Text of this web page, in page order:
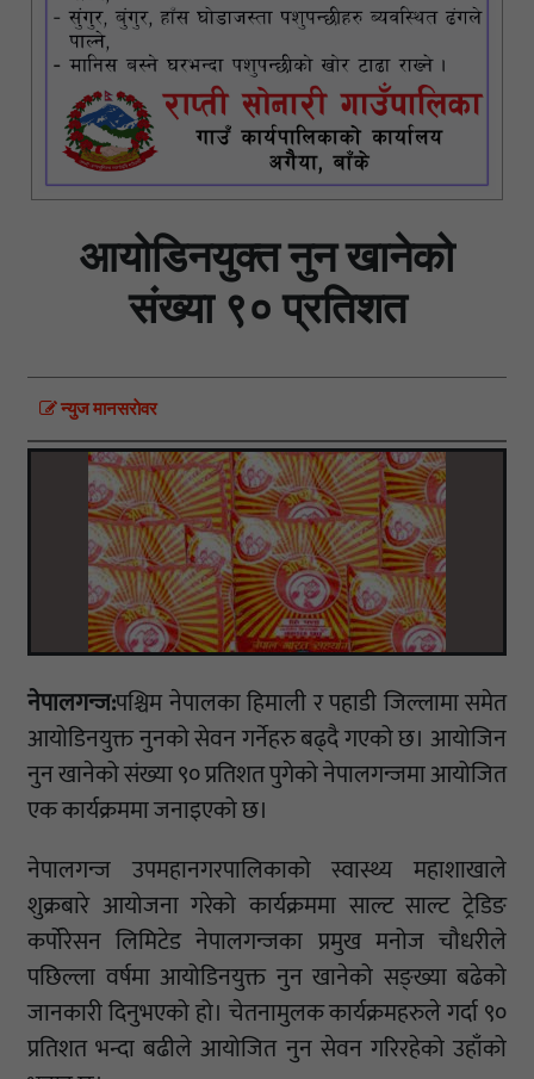
आयोडिनयुक्त नुन खानेको
संख्या ९० प्रतिशत
न्युज मानसराेवर
नेपालगन्ज:पश्चिम नेपालका हिमाली र पहाडी जिल्लामा समेत
आयोडिनयुक्त नुनको सेवन गर्नेहरु बढ्दै गएको छ। आयोजिन
नुन खानेको संख्या ९० प्रतिशत पुगेको नेपालगन्जमा आयोजित
एक कार्यक्रममा जनाइएको छ।
नेपालगन्ज उपमहानगरपालिकाको स्वास्थ्य महाशाखाले
शुक्रबारे आयोजना गरेको कार्यक्रममा साल्ट साल्ट ट्रेडिङ
कर्पोरेसन लिमिटेड नेपालगन्जका प्रमुख मनोज चौधरीले
पछिल्ला वर्षमा आयोडिनयुक्त नुन खानेको सङ्ख्या बढेको
जानकारी दिनुभएको हो। चेतनामुलक कार्यक्रमहरुले गर्दा ९०
प्रतिशत भन्दा बढीले आयोजित नुन सेवन गरिरहेको उहाँको